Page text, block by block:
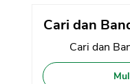
Cari dan
Cari dan